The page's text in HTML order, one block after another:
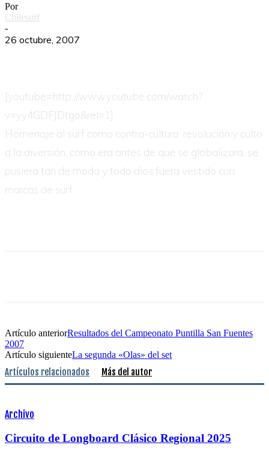
Por
Chilesurf
-
26 octubre, 2007
[youtube=http://www.youtube.com/watch?
v=yy4GDFJDtgo&rel=1]
Homenaje al surf como contra-cultura, revolución y culto
a la diversión, como era antes de que se globalizara, se
pusiera tan de moda y todo dios fuera vestido con
marcas de surf.
Artículo anteriorResultados del Campeonato Puntilla San Fuentes
2007
Artículo siguienteLa segunda «Olas» del set
Artículos relacionados Más del autor
Archivo
Circuito de Longboard Clásico Regional 2025